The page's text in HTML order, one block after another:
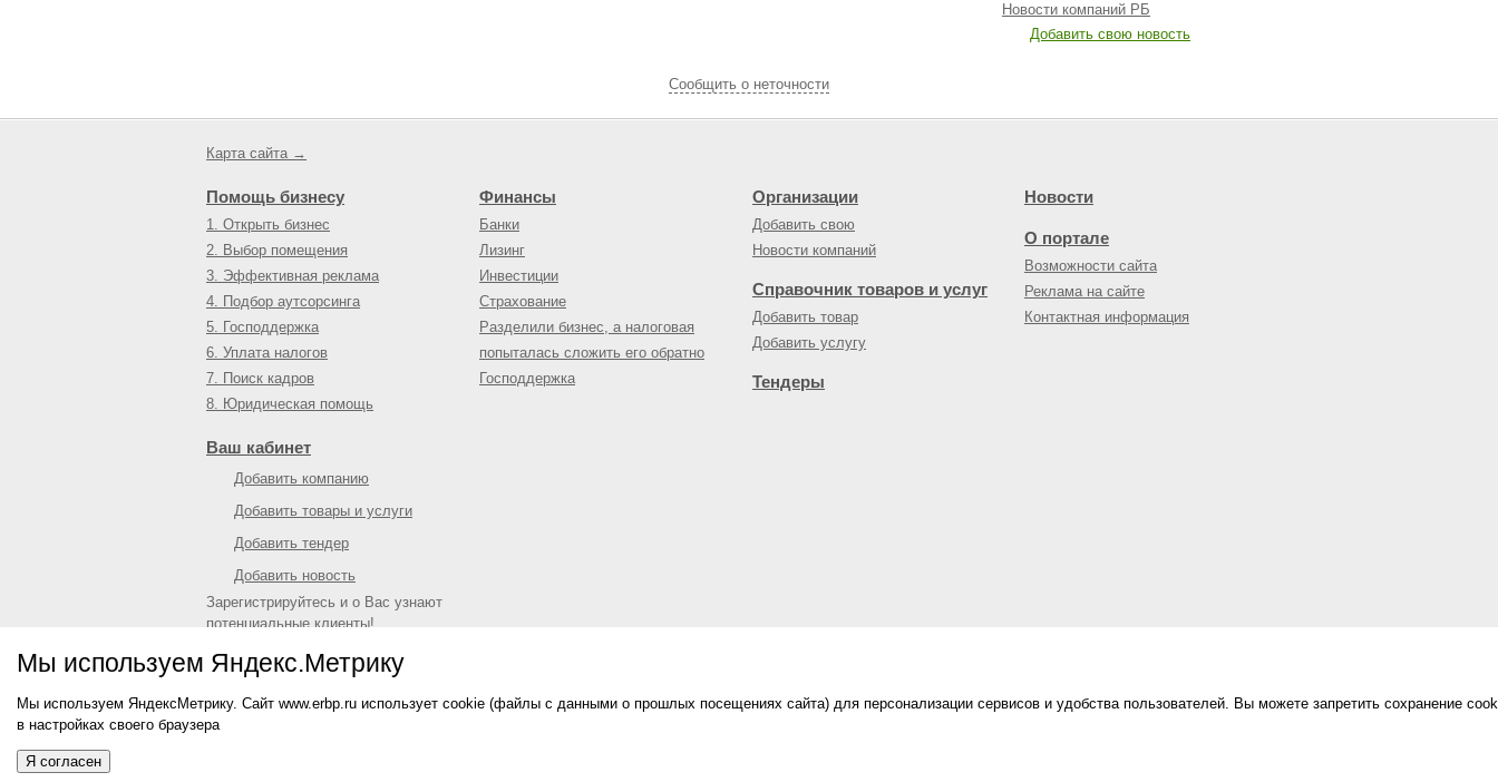
Мы используем Яндекс.Метрику
Мы используем ЯндексМетрику. Сайт www.erbp.ru использует cookie (файлы с данными о прошлых посещениях сайта) для персонализации сервисов и удобства пользователей. Вы можете запретить сохранение
в настройках своего браузера
Я согласен
Новости компаний РБ
Добавить свою новость
Cообщить о неточности
Карта сайта →
Помощь бизнесу
1. Открыть бизнес
2. Выбор помещения
3. Эффективная реклама
4. Подбор аутсорсинга
5. Господдержка
6. Уплата налогов
7. Поиск кадров
8. Юридическая помощь
Финансы
Банки
Лизинг
Инвестиции
Страхование
Разделили бизнес, а налоговая
попыталась сложить его обратно
Господдержка
Организации
Добавить свою
Новости компаний
Справочник товаров и услуг
Добавить товар
Добавить услугу
Тендеры
Новости
О портале
Возможности сайта
Реклама на сайте
Контактная информация
Ваш кабинет
Добавить компанию
Добавить товары и услуги
Добавить тендер
Добавить новость
Зарегистрируйтесь и о Вас узнают
потенциальные клиенты!
© 2009—2026Единый республиканский бизнес-портал
О портале